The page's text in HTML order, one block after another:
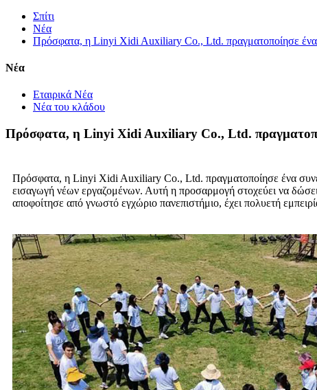
Σπίτι
Νέα
Πρόσφατα, η Linyi Xidi Auxiliary Co., Ltd. πραγματοποίησε ένα
Νέα
Εταιρικά Νέα
Νέα του κλάδου
Πρόσφατα, η Linyi Xidi Auxiliary Co., Ltd.
Πρόσφατα, η Linyi Xidi Auxiliary Co., Ltd. πραγματοποίησε ένα
εισαγωγή νέων εργαζομένων. Αυτή η προσαρμογή στοχεύει να δώσει
αποφοίτησε από γνωστό εγχώριο πανεπιστήμιο, έχει πολυετή